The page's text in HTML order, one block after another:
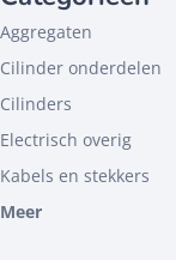
Aggregaten
Cilinder onderdelen
Cilinders
Electrisch overig
Kabels en stekkers
Meer